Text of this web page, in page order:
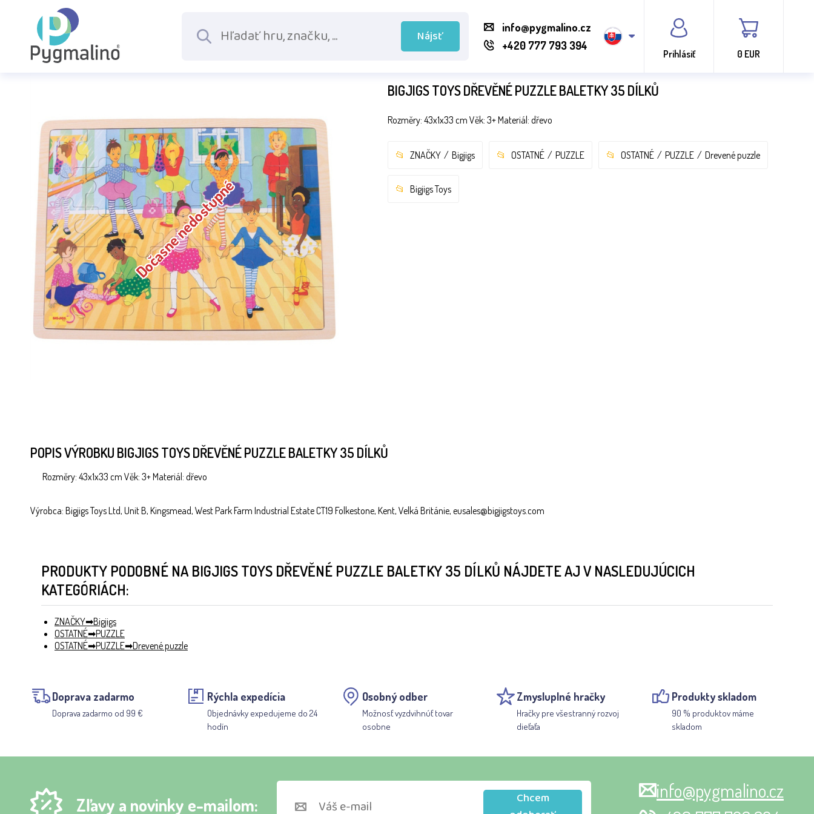
Nájsť
info@pygmalino.cz
+420 777 793 394
Prihlásiť 0 EUR
Dočasne nedostupné
BIGJIGS TOYS DŘEVĚNÉ PUZZLE BALETKY 35 DÍLKŮ
Rozměry: 43x1x33 cm Věk: 3+ Materiál: dřevo
ZNAČKY Bigjigs OSTATNÉ PUZZLE OSTATNÉ PUZZLE Drevené puzzle
Bigjigs Toys
POPIS VÝROBKU BIGJIGS TOYS DŘEVĚNÉ PUZZLE BALETKY 35 DÍLKŮ
Rozměry: 43x1x33 cm Věk: 3+ Materiál: dřevo
Výrobca: Bigjigs Toys Ltd, Unit B, Kingsmead, West Park Farm Industrial Estate CT19 Folkestone, Kent, Velká Británie, eusales@bigjigstoys.com
PRODUKTY PODOBNÉ NA BIGJIGS TOYS DŘEVĚNÉ PUZZLE BALETKY 35 DÍLKŮ NÁJDETE AJ V NASLEDUJÚCICH
KATEGÓRIÁCH:
ZNAČKY
Bigjigs
OSTATNÉ
PUZZLE
OSTATNÉ
PUZZLE Drevené puzzle
Doprava zadarmo
Doprava zadarmo od 99 €
Rýchla expedícia
Objednávky expedujeme do 24
hodín
Osobný odber
Možnosť vyzdvihnúť tovar
osobne
Zmysluplné hračky
Hračky pre všestranný rozvoj
dieťaťa
Produkty skladom
90 % produktov máme
skladom
Zľavy a novinky e-mailom:
Chcem
info@pygmalino.cz